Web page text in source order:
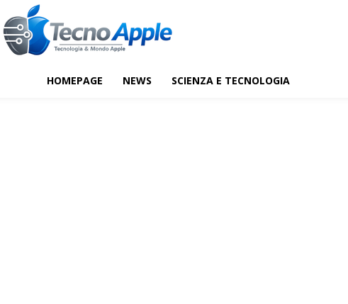
HOMEPAGE NEWS SCIENZA E TECNOLOGIA